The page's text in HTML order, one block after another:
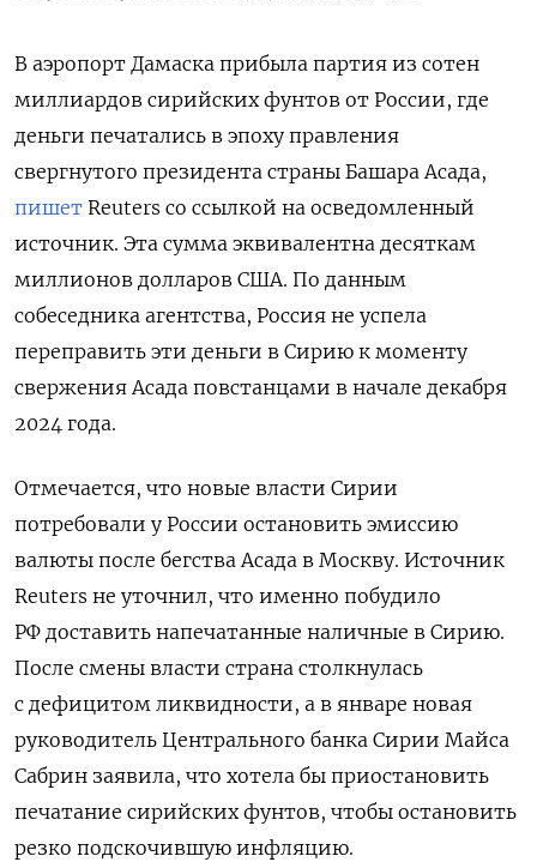
В аэропорт Дамаска прибыла партия из сотен
миллиардов сирийских фунтов от России, где
деньги печатались в эпоху правления
свергнутого президента страны Башара Асада,
пишет Reuters со ссылкой на осведомленный
источник. Эта сумма эквивалентна десяткам
миллионов долларов США. По данным
собеседника агентства, Россия не успела
переправить эти деньги в Сирию к моменту
свержения Асада повстанцами в начале декабря
2024 года.
Отмечается, что новые власти Сирии
потребовали у России остановить эмиссию
валюты после бегства Асада в Москву. Источник
Reuters не уточнил, что именно побудило
РФ доставить напечатанные наличные в Сирию.
После смены власти страна столкнулась
с дефицитом ликвидности, а в январе новая
руководитель Центрального банка Сирии Майса
Сабрин заявила, что хотела бы приостановить
печатание сирийских фунтов, чтобы остановить
резко подскочившую инфляцию.